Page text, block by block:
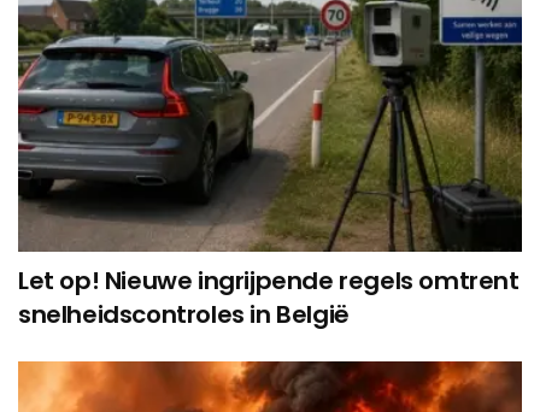
Let op! Nieuwe ingrijpende regels omtrent
snelheidscontroles in België